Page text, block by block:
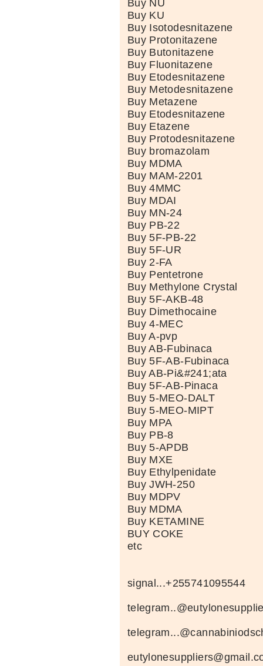
Buy NU
Buy KU
Buy Isotodesnitazene
Buy Protonitazene
Buy Butonitazene
Buy Fluonitazene
Buy Etodesnitazene
Buy Metodesnitazene
Buy Metazene
Buy Etodesnitazene
Buy Etazene
Buy Protodesnitazene
Buy bromazolam
Buy MDMA
Buy MAM-2201
Buy 4MMC
Buy MDAI
Buy MN-24
Buy PB-22
Buy 5F-PB-22
Buy 5F-UR
Buy 2-FA
Buy Pentetrone
Buy Methylone Crystal
Buy 5F-AKB-48
Buy Dimethocaine
Buy 4-MEC
Buy A-pvp
Buy AB-Fubinaca
Buy 5F-AB-Fubinaca
Buy AB-Pi&#241;ata
Buy 5F-AB-Pinaca
Buy 5-MEO-DALT
Buy 5-MEO-MIPT
Buy MPA
Buy PB-8
Buy 5-APDB
Buy MXE
Buy Ethylpenidate
Buy JWH-250
Buy MDPV
Buy MDMA
Buy KETAMINE
BUY COKE
etc
signal...+255741095544